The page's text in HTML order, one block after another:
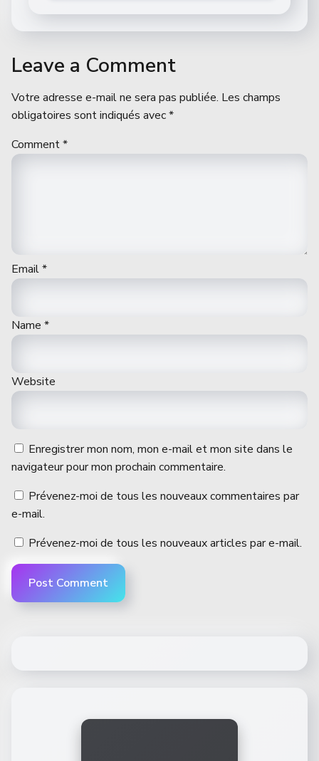
Leave a Comment
Votre adresse e-mail ne sera pas publiée. Les champs
obligatoires sont indiqués avec*
Comment*
Email*
Name *
Website
Enregistrer mon nom, mon e-mail et mon site dans le
navigateur pour mon prochain commentaire.
Prévenez-moi de tous les nouveaux commentaires par
e-mail.
Prévenez-moi de tous les nouveaux articles par e-mail.